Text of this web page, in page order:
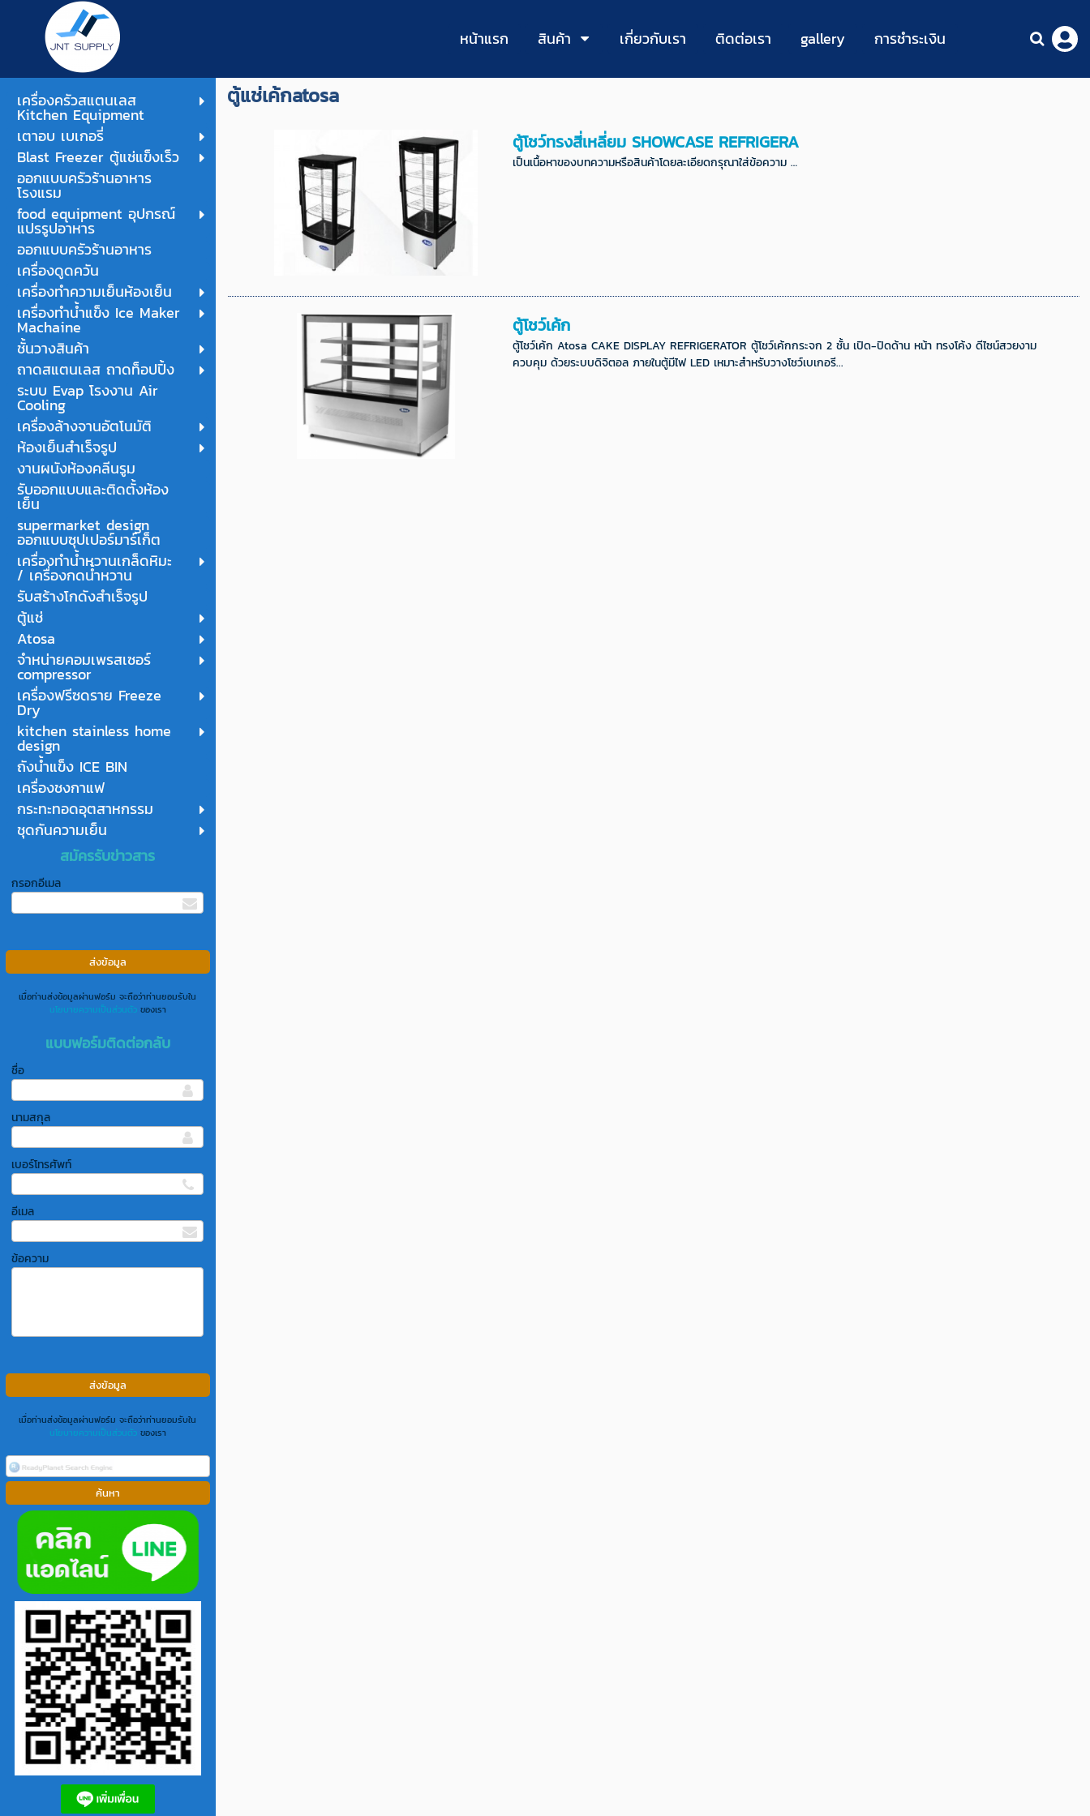
หน้าแรก สินค้า เกี่ยวกับเรา ติดต่อเรา gallery การชำระเงิน
เครื่องครัวสแตนเลส
Kitchen Equipment
เตาอบ เบเกอรี่
Blast Freezer ตู้แช่แข็งเร็ว
ออกแบบครัวร้านอาหาร
โรงแรม
food equipment อุปกรณ์
แปรรูปอาหาร
ออกแบบครัวร้านอาหาร
เครื่องดูดควัน
เครื่องทำความเย็นห้องเย็น
เครื่องทำน้ำแข็ง Ice Maker
Machaine
ชั้นวางสินค้า
ถาดสแตนเลส ถาดท็อปปิ้ง
ระบบ Evap โรงงาน Air
Cooling
เครื่องล้างจานอัตโนมัติ
ห้องเย็นสำเร็จรูป
งานผนังห้องคลีนรูม
รับออกแบบและติดตั้งห้อง
เย็น
supermarket design
ออกแบบซุปเปอร์มาร์เก็ต
เครื่องทำน้ำหวานเกล็ดหิมะ
/ เครื่องกดน้ำหวาน
รับสร้างโกดังสำเร็จรูป
ตู้แช่
Atosa
จำหน่ายคอมเพรสเซอร์
compressor
เครื่องฟรีซดราย Freeze
Dry
kitchen stainless home
design
ถังน้ำแข็ง ICE BIN
เครื่องชงกาแฟ
กระทะทอดอุตสาหกรรม
ชุดกันความเย็น
สมัครรับข่าวสาร
กรอกอีเมล
เมื่อท่านส่งข้อมูลผ่านฟอร์ม จะถือว่าท่านยอมรับใน
นโยบายความเป็นส่วนตัวของเรา
แบบฟอร์มติดต่อกลับ
ชื่อ
นามสกุล
เบอร์โทรศัพท์
อีเมล
ข้อความ
เมื่อท่านส่งข้อมูลผ่านฟอร์ม จะถือว่าท่านยอมรับใน
นโยบายความเป็นส่วนตัวของเรา
ตู้แช่เค้กatosa
ตู้โชว์ทรงสี่เหลี่ยม SHOWCASE REFRIGERA
เป็นเนื้อหาของบทความหรือสินค้าโดยละเอียดกรุณาใส่ข้อความ …
ตู้โชว์เค้ก
ตู้โชว์เค้ก Atosa CAKE DISPLAY REFRIGERATOR ตู้โชว์เค้กกระจก 2 ชั้น เปิด-ปิดด้าน หน้า ทรงโค้ง ดีไซน์สวยงาม
ควบคุม ด้วยระบบดิจิตอล ภายในตู้มีไฟ LED เหมาะสําหรับวางโชว์เบเกอรี...